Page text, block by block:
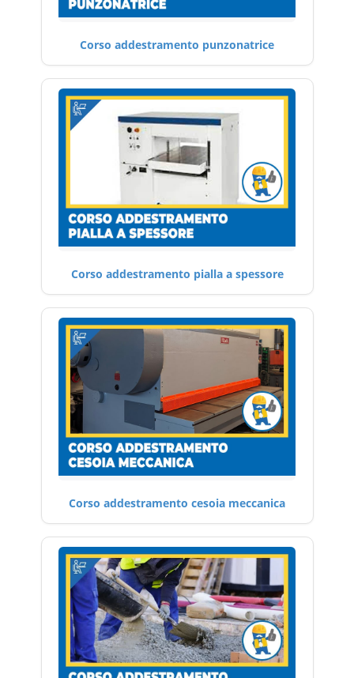
Corso addestramento punzonatrice
Corso addestramento pialla a spessore
Corso addestramento cesoia meccanica